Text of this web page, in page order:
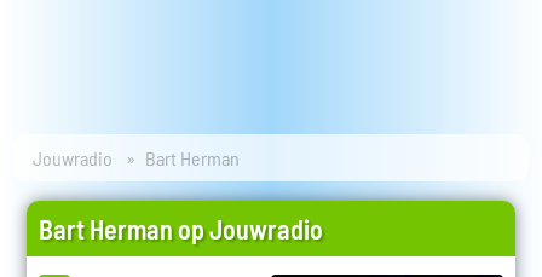
Jouwradio Bart Herman
Bart Herman op Jouwradio